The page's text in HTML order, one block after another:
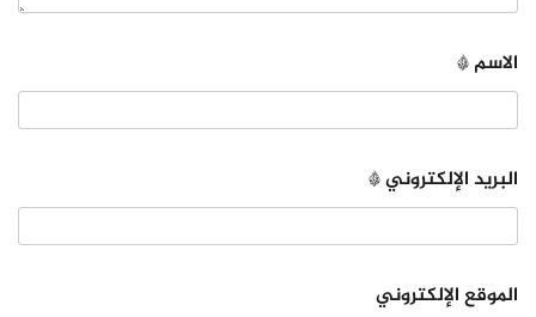
الاسم*
البريد الإلكتروني*
الموقع الإلكتروني